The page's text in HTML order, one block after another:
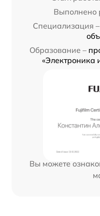
Выполнено
Специализация –
Образование –
«Электроника
Вы можете